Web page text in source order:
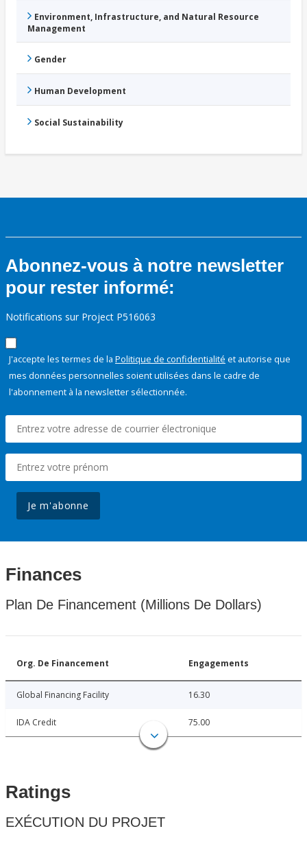
Environment, Infrastructure, and Natural Resource
Management
Gender
Human Development
Social Sustainability
Abonnez-vous à notre newsletter
pour rester informé:
Notifications sur Project P516063
J'accepte les termes de la Politique de confidentialité et autorise que
mes données personnelles soient utilisées dans le cadre de
l'abonnement à la newsletter sélectionnée.
Je m'abonne
Finances
Plan De Financement (Millions De Dollars)
Org. De Financement Engagements
Global Financing Facility 16.30
IDA Credit 75.00
Ratings
EXÉCUTION DU PROJET